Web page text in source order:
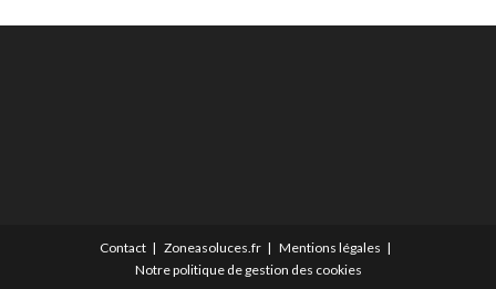
Contact Zoneasoluces.fr
Mentions légales
Notre politique de gestion des cookies